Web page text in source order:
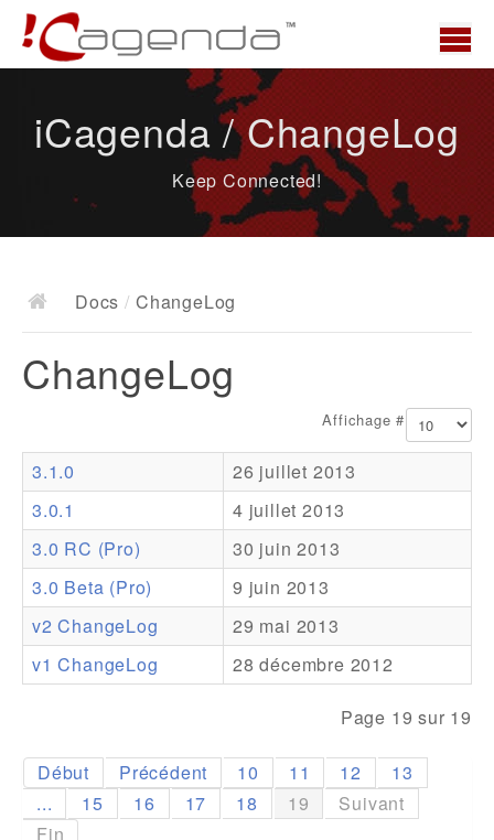
News
Docs
Documentation
Ressources
Addons
Theme Packs
Translation Packs
Support
iCagenda / ChangeLog
Keep Connected!
Docs / ChangeLog
ChangeLog
Affichage #
3.1.0
26 juillet 2013
3.0.1
4 juillet 2013
3.0 RC (Pro)
30 juin 2013
3.0 Beta (Pro)
9 juin 2013
v2 ChangeLog
29 mai 2013
v1 ChangeLog
28 décembre 2012
Page 19 sur 19
Début Précédent 10 11 12
13
...
15 16 17 18 19
Suivant
Fin